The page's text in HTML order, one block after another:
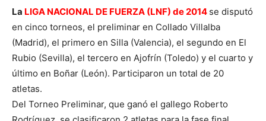
La LIGA NACIONAL DE FUERZA (LNF) de 2014 se disputó
en cinco torneos, el preliminar en Collado Villalba
(Madrid), el primero en Silla (Valencia), el segundo en El
Rubio (Sevilla), el tercero en Ajofrín (Toledo) y el cuarto y
último en Boñar (León). Participaron un total de 20
atletas.
Del Torneo Preliminar, que ganó el gallego Roberto